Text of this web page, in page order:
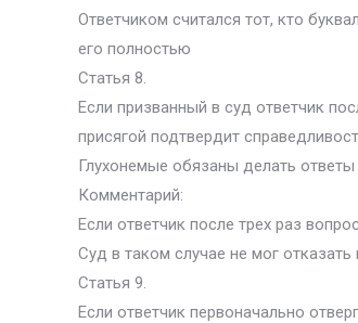
Ответчиком считался тот, кто
его полностью
Статья 8.
Если призванный в суд ответчик
присягой подтвердит
Глухонемые обязаны делать
Комментарий:
Если ответчик после трех раз
Суд в таком случае не мог
Статья 9.
Если ответчик первоначально